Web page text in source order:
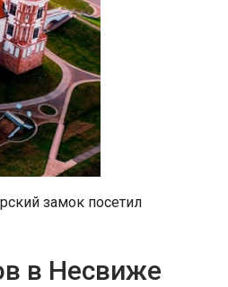
замок посетил
в Несвиже